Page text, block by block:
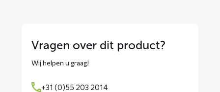
Vragen over dit product?
Wij helpen u graag!
+31 (0)55 203 2014